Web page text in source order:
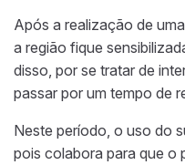
Após a realização de
a região fique
disso, por se tratar de
passar por um tempo de
Neste período, o uso do
pois colabora para que o